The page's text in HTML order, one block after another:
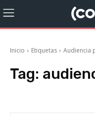
Inicio Etiquetas Audiencia
Tag: